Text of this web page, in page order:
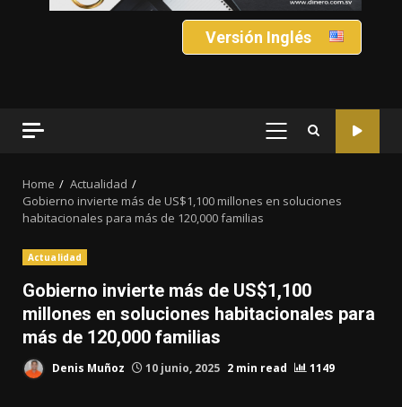
Versión Inglés
PRIMARY
Home
Actualidad
Gobierno invierte más de US$1,100 millones en soluciones
habitacionales para más de 120,000 familias
Actualidad
Gobierno invierte más de US$1,100
millones en soluciones habitacionales para
más de 120,000 familias
Denis Muñoz 10 junio, 2025 2 min read 1149